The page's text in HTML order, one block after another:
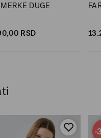
DUGE
00 RSD
-